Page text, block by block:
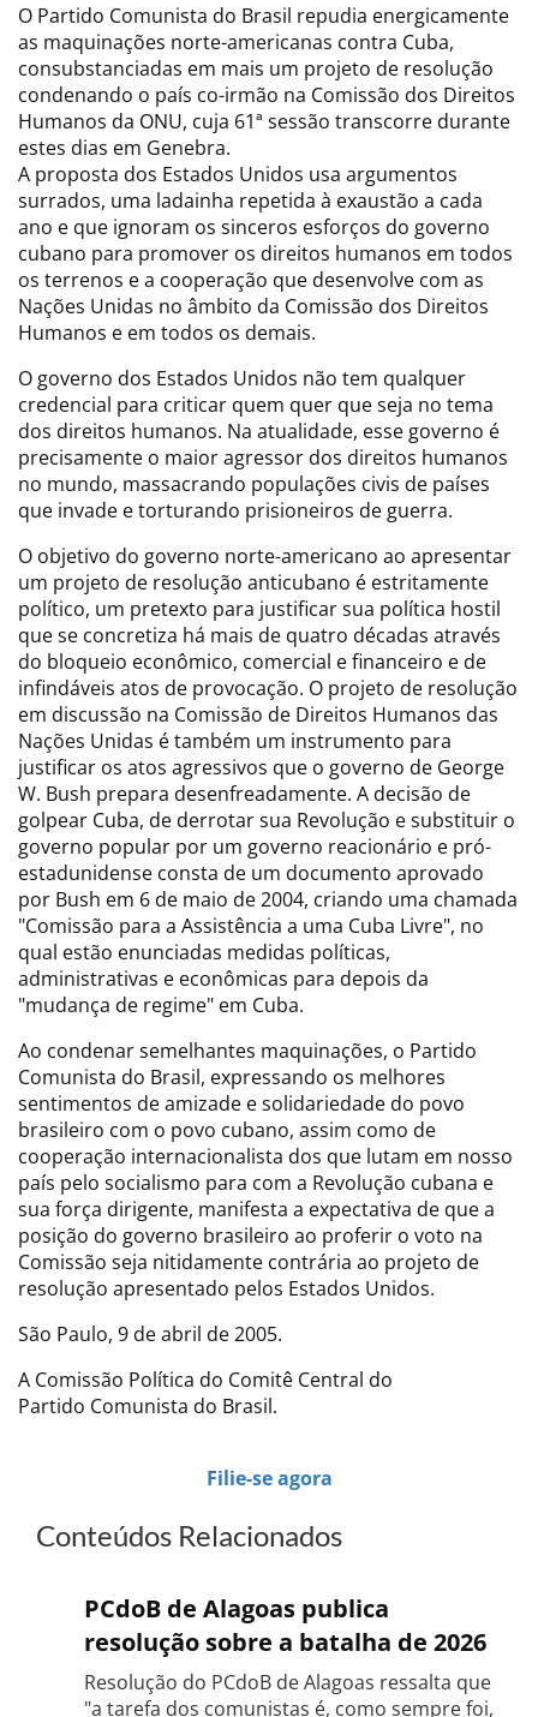
O Partido Comunista do Brasil repudia energicamente
as maquinações norte-americanas contra Cuba,
consubstanciadas em mais um projeto de resolução
condenando o país co-irmão na Comissão dos Direitos
Humanos da ONU, cuja 61ª sessão transcorre durante
estes dias em Genebra.
A proposta dos Estados Unidos usa argumentos
surrados, uma ladainha repetida à exaustão a cada
ano e que ignoram os sinceros esforços do governo
cubano para promover os direitos humanos em todos
os terrenos e a cooperação que desenvolve com as
Nações Unidas no âmbito da Comissão dos Direitos
Humanos e em todos os demais.
O governo dos Estados Unidos não tem qualquer
credencial para criticar quem quer que seja no tema
dos direitos humanos. Na atualidade, esse governo é
precisamente o maior agressor dos direitos humanos
no mundo, massacrando populações civis de países
que invade e torturando prisioneiros de guerra.
O objetivo do governo norte-americano ao apresentar
um projeto de resolução anticubano é estritamente
político, um pretexto para justificar sua política hostil
que se concretiza há mais de quatro décadas através
do bloqueio econômico, comercial e financeiro e de
infindáveis atos de provocação. O projeto de resolução
em discussão na Comissão de Direitos Humanos das
Nações Unidas é também um instrumento para
justificar os atos agressivos que o governo de George
W. Bush prepara desenfreadamente. A decisão de
golpear Cuba, de derrotar sua Revolução e substituir o
governo popular por um governo reacionário e pró-
estadunidense consta de um documento aprovado
por Bush em 6 de maio de 2004, criando uma chamada
"Comissão para a Assistência a uma Cuba Livre", no
qual estão enunciadas medidas políticas,
administrativas e econômicas para depois da
"mudança de regime" em Cuba.
Ao condenar semelhantes maquinações, o Partido
Comunista do Brasil, expressando os melhores
sentimentos de amizade e solidariedade do povo
brasileiro com o povo cubano, assim como de
cooperação internacionalista dos que lutam em nosso
país pelo socialismo para com a Revolução cubana e
sua força dirigente, manifesta a expectativa de que a
posição do governo brasileiro ao proferir o voto na
Comissão seja nitidamente contrária ao projeto de
resolução apresentado pelos Estados Unidos.
São Paulo, 9 de abril de 2005.
A Comissão Política do Comitê Central do
Partido Comunista do Brasil.
Filie-se agora
Conteúdos Relacionados
PCdoB de Alagoas publica
resolução sobre a batalha de 2026
Resolução do PCdoB de Alagoas ressalta que
"a tarefa dos comunistas é, como sempre foi,